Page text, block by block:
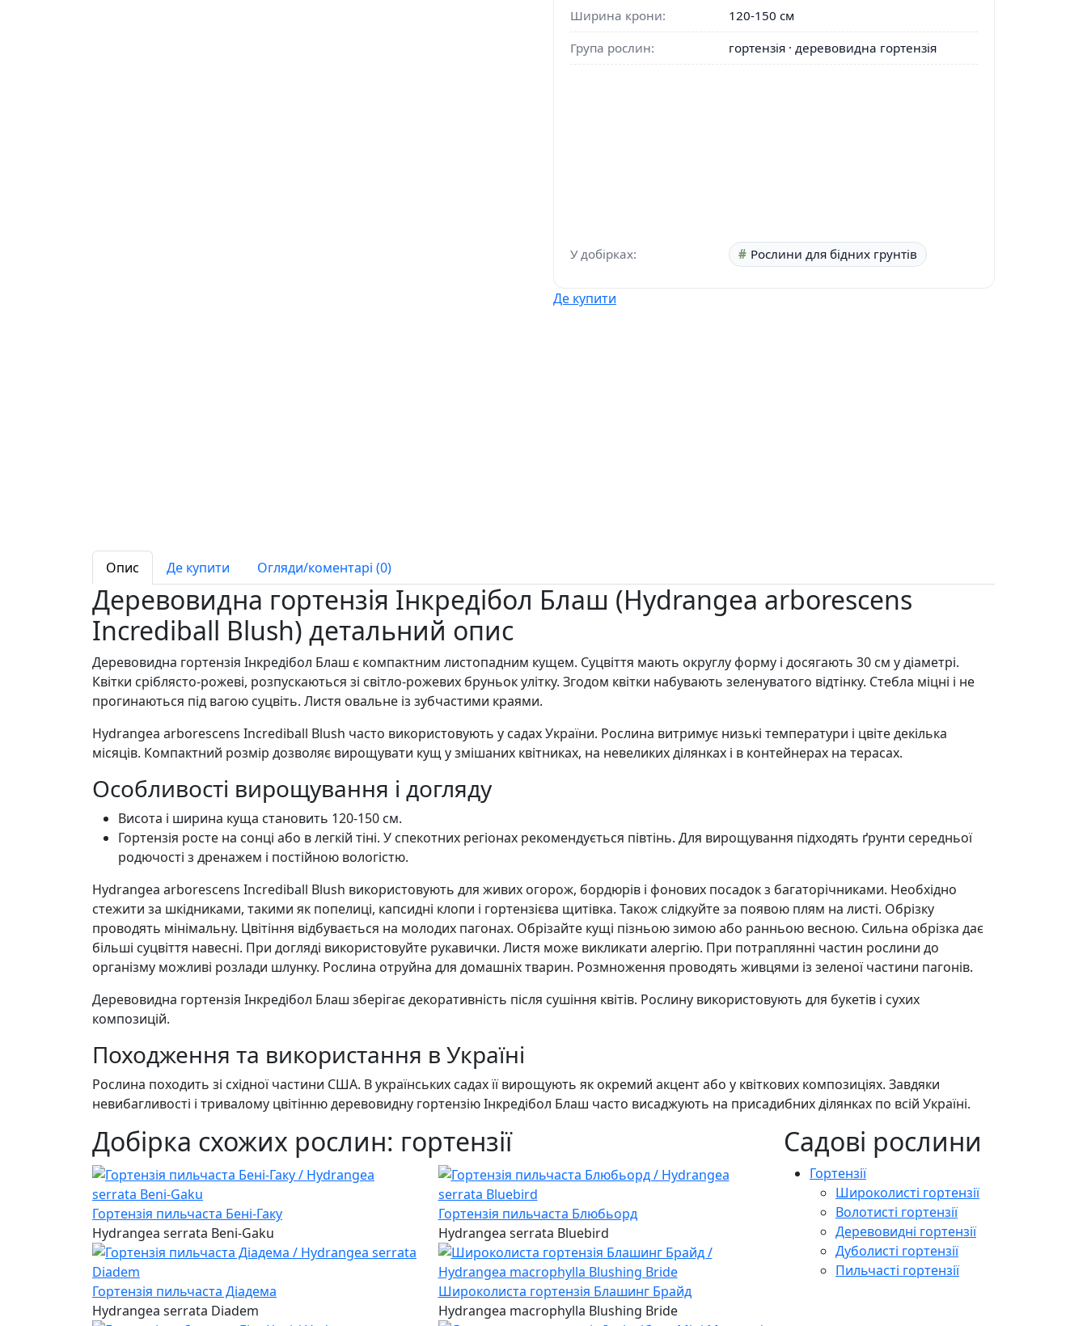
Ширина крони:
120-150 см
Група рослин:
гортензія · деревовидна гортензія
У добірках: Рослини для бідних грунтів
Де купити
Опис Де купити Огляди/коментарі (0)
Деревовидна гортензія Інкредібол Блаш (Hydrangea arborescens
Incrediball Blush) детальний опис
Деревовидна гортензія Інкредібол Блаш є компактним листопадним кущем. Суцвіття мають округлу форму і досягають 30 см у діаметрі.
Квітки сріблясто-рожеві, розпускаються зі світло-рожевих бруньок улітку. Згодом квітки набувають зеленуватого відтінку. Стебла міцні і не
прогинаються під вагою суцвіть. Листя овальне із зубчастими краями.
Hydrangea arborescens Incrediball Blush часто використовують у садах України. Рослина витримує низькі температури і цвіте декілька
місяців. Компактний розмір дозволяє вирощувати кущ у змішаних квітниках, на невеликих ділянках і в контейнерах на терасах.
Особливості вирощування і догляду
Висота і ширина куща становить 120-150 см.
Гортензія росте на сонці або в легкій тіні. У спекотних регіонах рекомендується півтінь. Для вирощування підходять ґрунти середньої
родючості з дренажем і постійною вологістю.
Hydrangea arborescens Incrediball Blush використовують для живих огорож, бордюрів і фонових посадок з багаторічниками. Необхідно
стежити за шкідниками, такими як попелиці, капсидні клопи і гортензієва щитівка. Також слідкуйте за появою плям на листі. Обрізку
проводять мінімальну. Цвітіння відбувається на молодих пагонах. Обрізайте кущі пізньою зимою або ранньою весною. Сильна обрізка дає
більші суцвіття навесні. При догляді використовуйте рукавички. Листя може викликати алергію. При потраплянні частин рослини до
організму можливі розлади шлунку. Рослина отруйна для домашніх тварин. Розмноження проводять живцями із зеленої частини пагонів.
Деревовидна гортензія Інкредібол Блаш зберігає декоративність після сушіння квітів. Рослину використовують для букетів і сухих
композицій.
Походження та використання в Україні
Рослина походить зі східної частини США. В українських садах її вирощують як окремий акцент або у квіткових композиціях. Завдяки
невибагливості і тривалому цвітінню деревовидну гортензію Інкредібол Блаш часто висаджують на присадибних ділянках по всій Україні.
Добірка схожих рослин: гортензії
Гортензія пильчаста Бені-Гаку
Hydrangea serrata Beni-Gaku
Гортензія пильчаста Блюбьорд
Hydrangea serrata Bluebird
Гортензія пильчаста Діадема
Hydrangea serrata Diadem
Широколиста гортензія Блашинг Брайд
Hydrangea macrophylla Blushing Bride
Садові рослини
Гортензії
Широколисті гортензії
Волотисті гортензії
Деревовидні гортензії
Дуболисті гортензії
Пильчасті гортензії